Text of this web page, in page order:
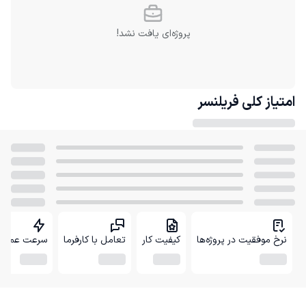
پروژه‌ای یافت نشد!
امتیاز کلی فریلنسر
نرخ موفقیت در پروژه‌ها کیفیت کار تعامل با کارفرما سرعت عمل